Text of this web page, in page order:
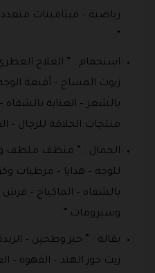
رياضية – فيتامينات
“.
استحمام : ” العلاج
زيوت المساج – أقنعة
بالشعر – العناية بالشفاه
منتجات الحلاقة للرجال –
الجمال : ” منظف ملطف
بالشفاه – الماكياج – فرش
وسيرومات “.
بقالة : ” خبز وطحين –
زيت جوز الهند – القهوة